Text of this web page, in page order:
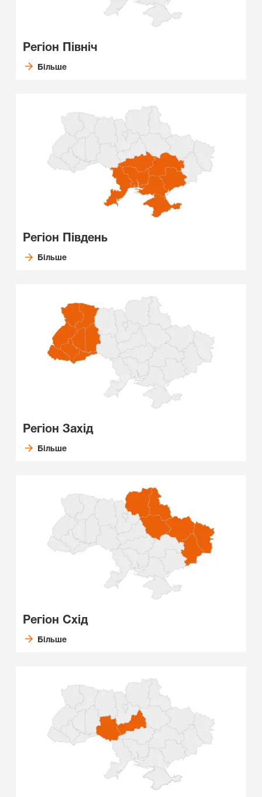
Регіон Північ
Більше
Регіон Південь
Більше
Регіон Захід
Більше
Регіон Схід
Більше